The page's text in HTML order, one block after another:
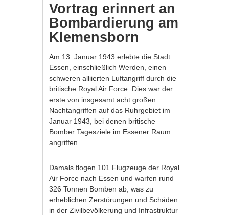
Vortrag erinnert an
Bombardierung am
Klemensborn
Am 13. Januar 1943 erlebte die Stadt
Essen, einschließlich Werden, einen
schweren alliierten Luftangriff durch die
britische Royal Air Force. Dies war der
erste von insgesamt acht großen
Nachtangriffen auf das Ruhrgebiet im
Januar 1943, bei denen britische
Bomber Tagesziele im Essener Raum
angriffen.
Damals flogen 101 Flugzeuge der Royal
Air Force nach Essen und warfen rund
326 Tonnen Bomben ab, was zu
erheblichen Zerstörungen und Schäden
in der Zivilbevölkerung und Infrastruktur